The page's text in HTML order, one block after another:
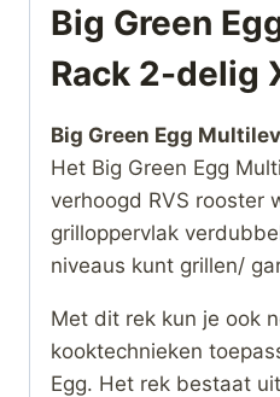
Big Green
Rack 2-delig
Big Green Egg
Het Big Green Egg
verhoogd RVS rooster
grilloppervlak
niveaus kunt grillen/
Met dit rek kun je ook
kooktechnieken
Egg. Het rek bestaat